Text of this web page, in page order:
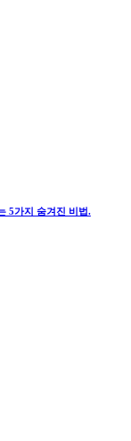
5가지 숨겨진 비법.